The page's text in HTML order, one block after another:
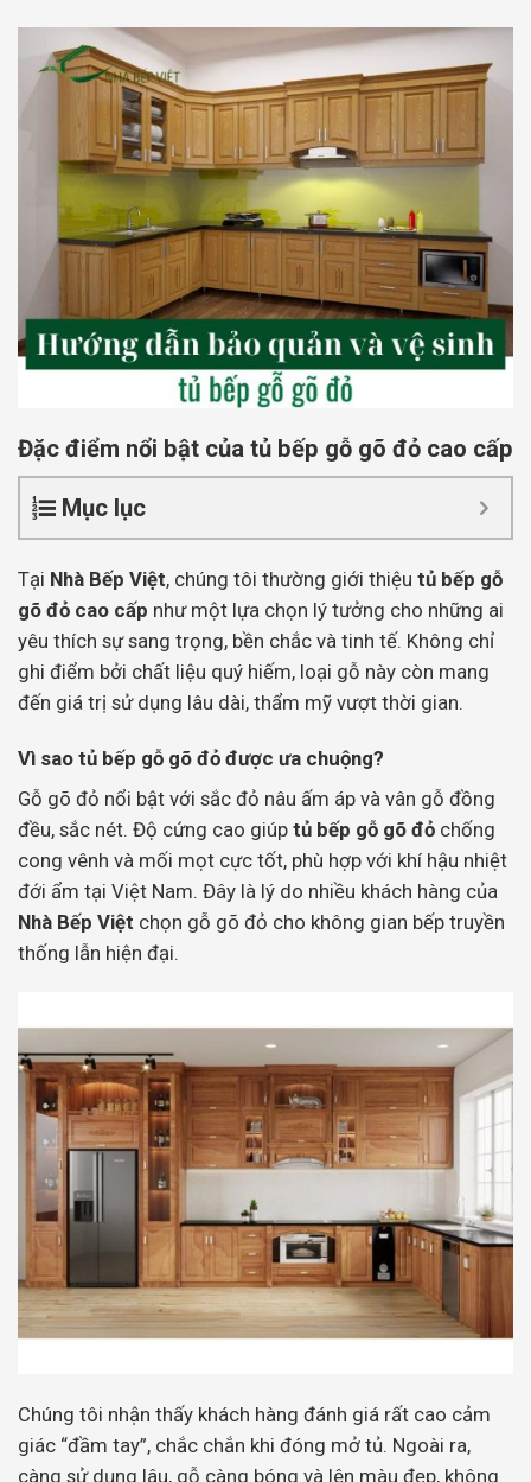
Đặc điểm nổi bật của tủ bếp gỗ gõ đỏ cao cấp
Mục lục
Tại Nhà Bếp Việt, chúng tôi thường giới thiệu tủ bếp gỗ
gõ đỏ cao cấp như một lựa chọn lý tưởng cho những ai
yêu thích sự sang trọng, bền chắc và tinh tế. Không chỉ
ghi điểm bởi chất liệu quý hiếm, loại gỗ này còn mang
đến giá trị sử dụng lâu dài, thẩm mỹ vượt thời gian.
Vì sao tủ bếp gỗ gõ đỏ được ưa chuộng?
Gỗ gõ đỏ nổi bật với sắc đỏ nâu ấm áp và vân gỗ đồng
đều, sắc nét. Độ cứng cao giúp tủ bếp gỗ gõ đỏ chống
cong vênh và mối mọt cực tốt, phù hợp với khí hậu nhiệt
đới ẩm tại Việt Nam. Đây là lý do nhiều khách hàng của
Nhà Bếp Việt chọn gỗ gõ đỏ cho không gian bếp truyền
thống lẫn hiện đại.
Chúng tôi nhận thấy khách hàng đánh giá rất cao cảm
giác “đầm tay”, chắc chắn khi đóng mở tủ. Ngoài ra,
càng sử dụng lâu, gỗ càng bóng và lên màu đẹp, không